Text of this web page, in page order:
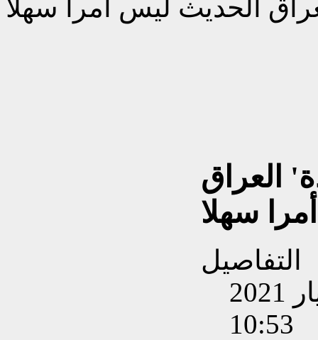
العراق
التفاصيل
تم إنشاءه بتاريخ الإثنين, 31 أيار 2021
10:53